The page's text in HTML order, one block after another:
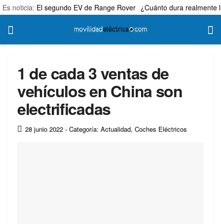
Es noticia: El segundo EV de Range Rover ¿Cuánto dura realmente
1 de cada 3 ventas de
vehículos en China son
electrificadas
28 junio 2022 - Categoría: Actualidad, Coches Eléctricos